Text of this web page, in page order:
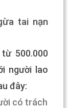
tai nạn
500.000
người lao
đây:
có trách